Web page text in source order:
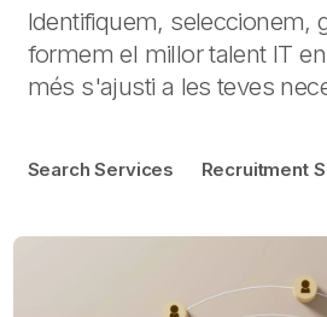
Identifiquem, seleccionem,
formem el millor talent IT
més s'ajusti a les teves
Search Services Recruitment